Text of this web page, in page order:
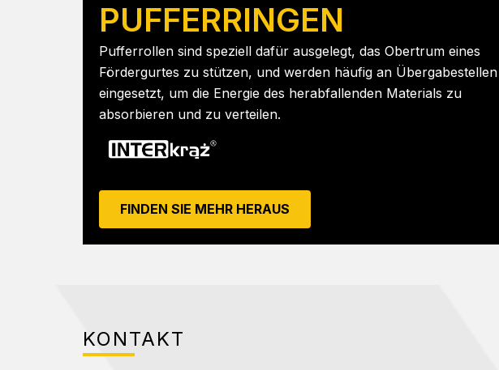
PUFFERRINGEN
Pufferrollen sind speziell dafür ausgelegt, das Obertrum eines
Fördergurtes zu stützen, und werden häufig an Übergabestellen
eingesetzt, um die Energie des herabfallenden Materials zu
absorbieren und zu verteilen.
FINDEN SIE MEHR HERAUS
KONTAKT